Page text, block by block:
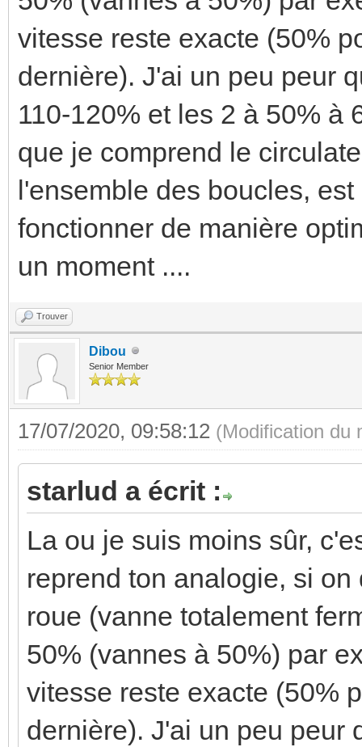
vitesse reste exacte (50%
dernière). J'ai un peu peur
110-120% et les 2 à 50% à
que je comprend le
l'ensemble des boucles,
fonctionner de manière
un moment ....
Trouver
Dibou
Senior Member
17/07/2020, 09:58:12 (Modification du
starlud a écrit :
La ou je suis moins sûr,
reprend ton analogie, si
roue (vanne totalement
50% (vannes à 50%) par
vitesse reste exacte (50%
dernière). J'ai un peu peur